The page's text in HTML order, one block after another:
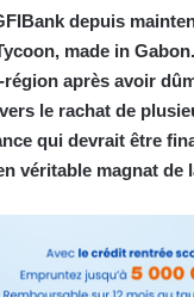
depuis
made in
après avoir
le rachat de
qui devrait être
véritable magnat de